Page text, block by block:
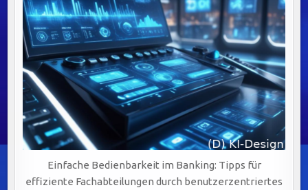
Einfache Bedienbarkeit im Banking: Tipps für
effiziente Fachabteilungen durch benutzerzentriertes